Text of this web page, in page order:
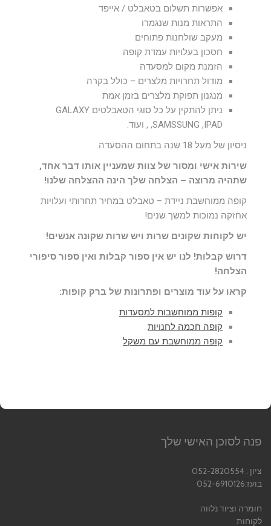
אפשרות תשלום בטאבלט / אייפד
התראות מנות שנגמרו
מעקב שולחנות פתוחים
חסכון בעלויות עמדת קופה
הזמנת מקום למסעדה
מודול תחרויות מלצרים – כולל בקרה
מנגנון תפוקת מלצרים בזמן אמת
ניתן להתקין על כל סוגי הטאבלטים GALAXY
,SAMSSUNG ,IPAD , ועוד.
ניסיון של מעל 18 שנה בתחום ההסעדה.
שירות אישי ומסור של צוות שמעניין אותו דבר אחד,
שתהיה מרוצה – הצלחה שלך הינה ההצלחה שלנו!
קופה ממוחשבת ניידת – טאבלט במחיר תחרותי ועלויות
אחזקה נמוכות למשך שנים!
יש לקוחות שקונים שרות ויש שרות שקונה אנשים!
דרוש קבלות! לנו יש אין ספור קבלות ואין ספור סיפורי
הצלחה!
קראו על עוד מוצרים ופתרונות של ברק קופות:
קופות ממוחשבות למסעדות
קופה חכמה לחנויות
קופה ממוחשבת עם משקל
פנה לסוכן האישי שלך
ציון : 052-2820554
בועז:052-6910126
חומרה וציוד נלווה
לקוחות